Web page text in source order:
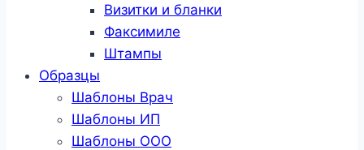
Визитки и бланки
Факсимиле
Штампы
Образцы
Шаблоны Врач
Шаблоны ИП
Шаблоны ООО